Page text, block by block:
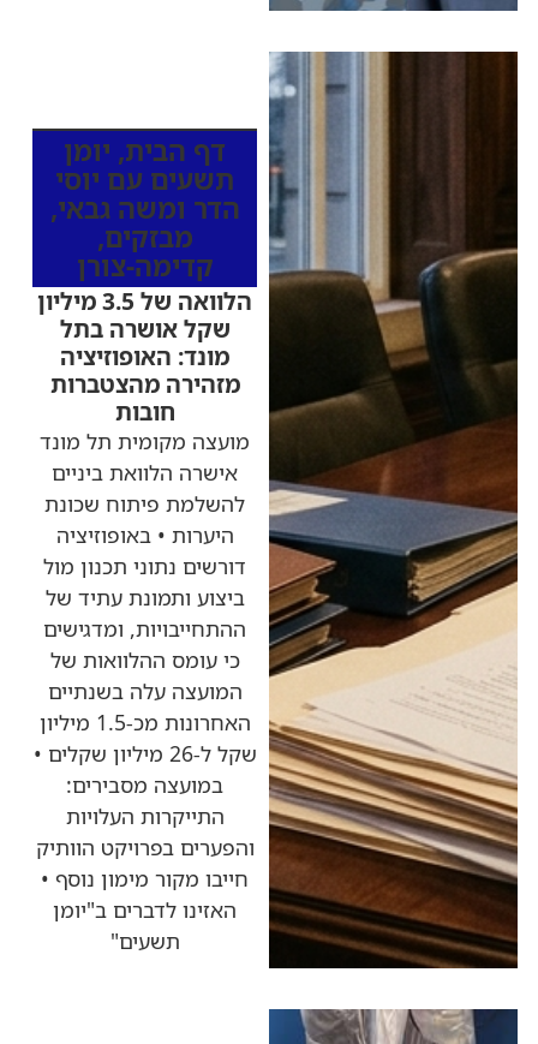
דף הבית, יומן
תשעים עם יוסי
הדר ומשה גבאי,
מבזקים,
קדימה-צורן
הלוואה של 3.5 מיליון
שקל אושרה בתל
מונד: האופוזיציה
מזהירה מהצטברות
חובות
מועצה מקומית תל מונד
אישרה הלוואת ביניים
להשלמת פיתוח שכונת
היערות • באופוזיציה
דורשים נתוני תכנון מול
ביצוע ותמונת עתיד של
ההתחייבויות, ומדגישים
כי עומס ההלוואות של
המועצה עלה בשנתיים
האחרונות מכ-1.5 מיליון
שקל ל-26 מיליון שקלים •
במועצה מסבירים:
התייקרות העלויות
והפערים בפרויקט הוותיק
חייבו מקור מימון נוסף •
האזינו לדברים ב"יומן
תשעים"